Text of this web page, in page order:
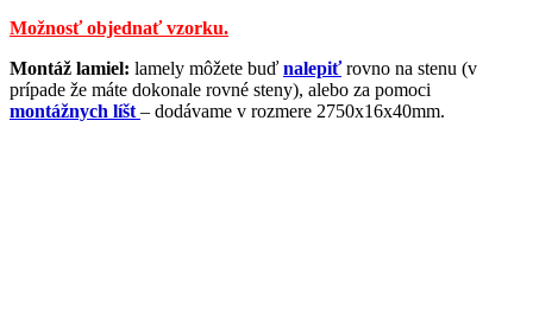
​Možnosť objednať vzorku.
​Montáž lamiel: lamely môžete buď nalepiťrovno na stenu (v
prípade že máte dokonale rovné steny), alebo za pomoci
montážnych líšt – dodávame v rozmere 2750x16x40mm.